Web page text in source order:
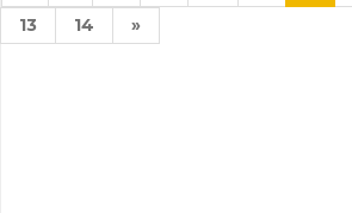
13
14 »